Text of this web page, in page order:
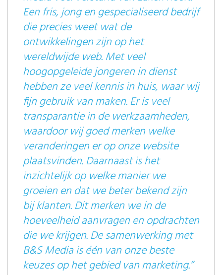
Een fris, jong en gespecialiseerd bedrijf
die precies weet wat de
ontwikkelingen zijn op het
wereldwijde web. Met veel
hoogopgeleide jongeren in dienst
hebben ze veel kennis in huis, waar wij
fijn gebruik van maken. Er is veel
transparantie in de werkzaamheden,
waardoor wij goed merken welke
veranderingen er op onze website
plaatsvinden. Daarnaast is het
inzichtelijk op welke manier we
groeien en dat we beter bekend zijn
bij klanten. Dit merken we in de
hoeveelheid aanvragen en opdrachten
die we krijgen. De samenwerking met
B&S Media is één van onze beste
keuzes op het gebied van marketing.”